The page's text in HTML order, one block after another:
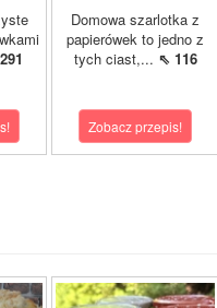
Domowa szarlotka z
papierówek to jedno z
tych ciast,... ⇖ 116
Zobacz przepis!